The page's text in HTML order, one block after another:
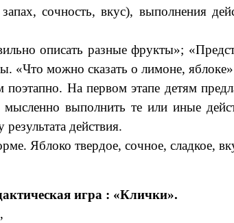
сочность, вкус), выполнения
описать разные фрукты»;
«Что можно сказать о лимоне,
поэтапно. На первом этапе детям
мысленно выполнить те или иные
действия.
Яблоко твердое, сочное, сладкое,
игра : «Клички».